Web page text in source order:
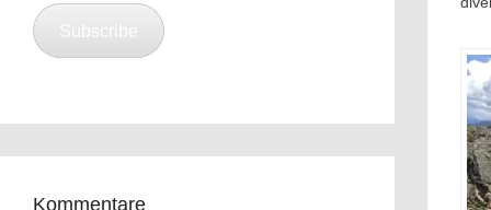
Subscribe
Kommentare